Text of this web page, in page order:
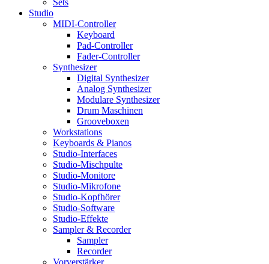
Sets
Studio
MIDI-Controller
Keyboard
Pad-Controller
Fader-Controller
Synthesizer
Digital Synthesizer
Analog Synthesizer
Modulare Synthesizer
Drum Maschinen
Grooveboxen
Workstations
Keyboards & Pianos
Studio-Interfaces
Studio-Mischpulte
Studio-Monitore
Studio-Mikrofone
Studio-Kopfhörer
Studio-Software
Studio-Effekte
Sampler & Recorder
Sampler
Recorder
Vorverstärker